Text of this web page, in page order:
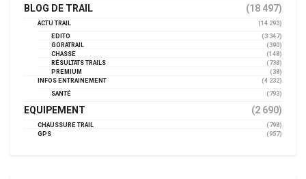
BLOG DE TRAIL (18 497)
ACTU TRAIL
(14 293)
EDITO
(3 347)
GORATRAIL
(390)
CHASSE
(148)
RÉSULTATS TRAILS
(738)
PREMIUM
(38)
INFOS ENTRAINEMENT
(4 232)
SANTÉ
(793)
EQUIPEMENT (2 690)
CHAUSSURE TRAIL
(798)
GPS
(957)